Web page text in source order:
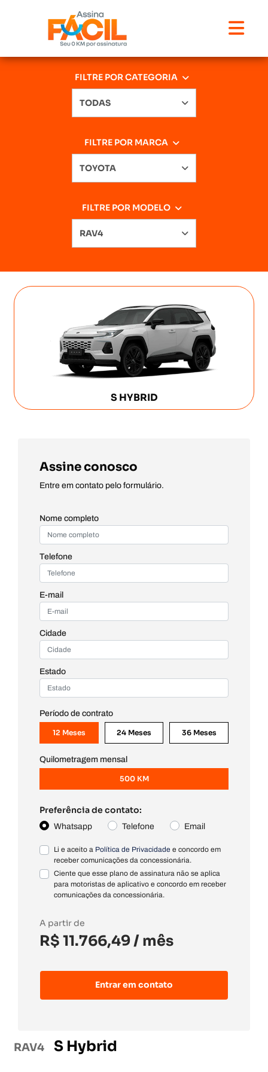
FILTRE POR CATEGORIA
TODAS
FILTRE POR MARCA
TOYOTA
FILTRE POR MODELO
RAV4
S HYBRID
RAV4 S Hybrid
Assine conosco
Entre em contato pelo formulário.
Nome completo
Telefone
E-mail
Cidade
Estado
Período de contrato
12 Meses 24 Meses 36 Meses
Quilometragem mensal
500 KM
Preferência de contato:
Whatsapp Telefone Email
Li e aceito a Política de Privacidade e concordo em
receber comunicações da concessionária.
Ciente que esse plano de assinatura não se aplica
para motoristas de aplicativo e concordo em receber
comunicações da concessionária.
A partir de
R$ 11.766,49 / mês
Entrar em contato